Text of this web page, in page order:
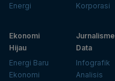
Energi
Korporasi
Ekonomi
Hijau
Energi Baru
Ekonomi
Jurnalisme
Data
Infografik
Analisis